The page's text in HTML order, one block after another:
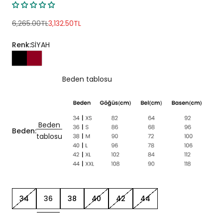
Normal fiyat
6,265.00TLİndirimli fiyat
3,132.50TL
Renk:SİYAH
Beden:
Beden
tablosu
Beden tablosu
34 36 38 40 42 44